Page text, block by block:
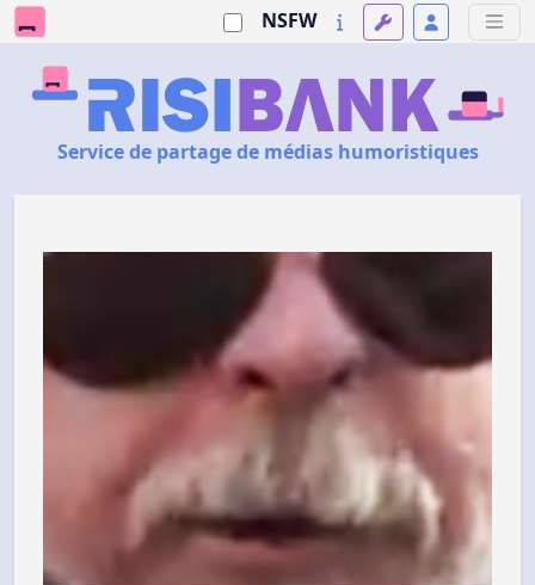
NSFW
Service de partage de médias humoristiques